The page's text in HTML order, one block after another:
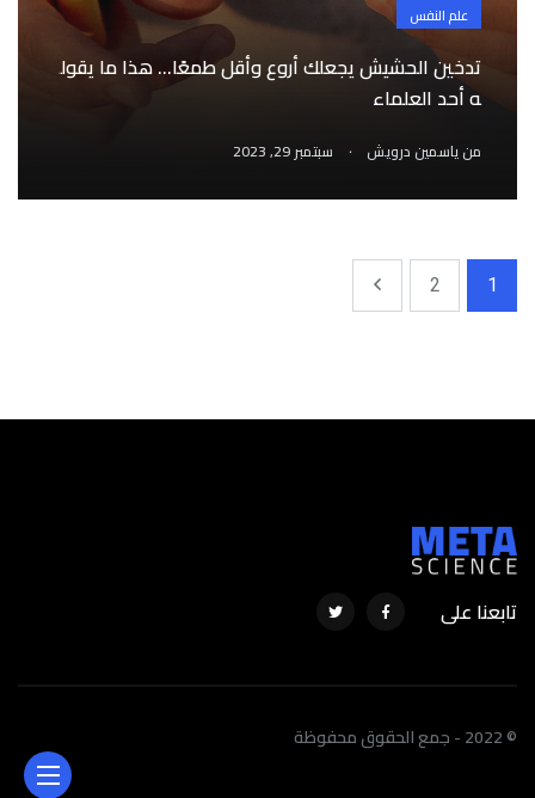
علم النفس
تدخين الحشيش يجعلك أروع وأقل طمعًا… هذا ما يقول
ه أحد العلماء
منياسمين درويش . سبتمبر 29, 2023
1
2
تابعنا على
© 2022 - جمع الحقوق محفوظة